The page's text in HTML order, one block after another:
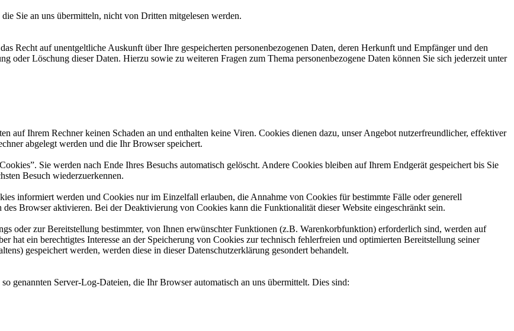
Sie an uns übermitteln, nicht von Dritten mitgelesen werden.
Recht auf unentgeltliche Auskunft über Ihre gespeicherten personenbezogenen Daten, deren Herkunft und Empfänger und den
oder Löschung dieser Daten. Hierzu sowie zu weiteren Fragen zum Thema personenbezogene Daten können Sie sich jederzeit unter
auf Ihrem Rechner keinen Schaden an und enthalten keine Viren. Cookies dienen dazu, unser Angebot nutzerfreundlicher, effektiver
abgelegt werden und die Ihr Browser speichert.
Sie werden nach Ende Ihres Besuchs automatisch gelöscht. Andere Cookies bleiben auf Ihrem Endgerät gespeichert bis Sie
Besuch wiederzuerkennen.
informiert werden und Cookies nur im Einzelfall erlauben, die Annahme von Cookies für bestimmte Fälle oder generell
Browser aktivieren. Bei der Deaktivierung von Cookies kann die Funktionalität dieser Website eingeschränkt sein.
oder zur Bereitstellung bestimmter, von Ihnen erwünschter Funktionen (z.B. Warenkorbfunktion) erforderlich sind, werden auf
ein berechtigtes Interesse an der Speicherung von Cookies zur technisch fehlerfreien und optimierten Bereitstellung seiner
gespeichert werden, werden diese in dieser Datenschutzerklärung gesondert behandelt.
genannten Server-Log-Dateien, die Ihr Browser automatisch an uns übermittelt. Dies sind: